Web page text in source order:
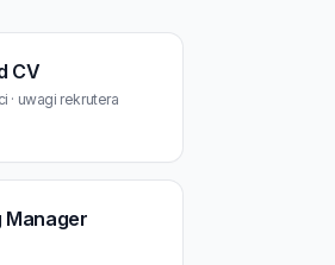
CV
· uwagi rekrutera
Manager